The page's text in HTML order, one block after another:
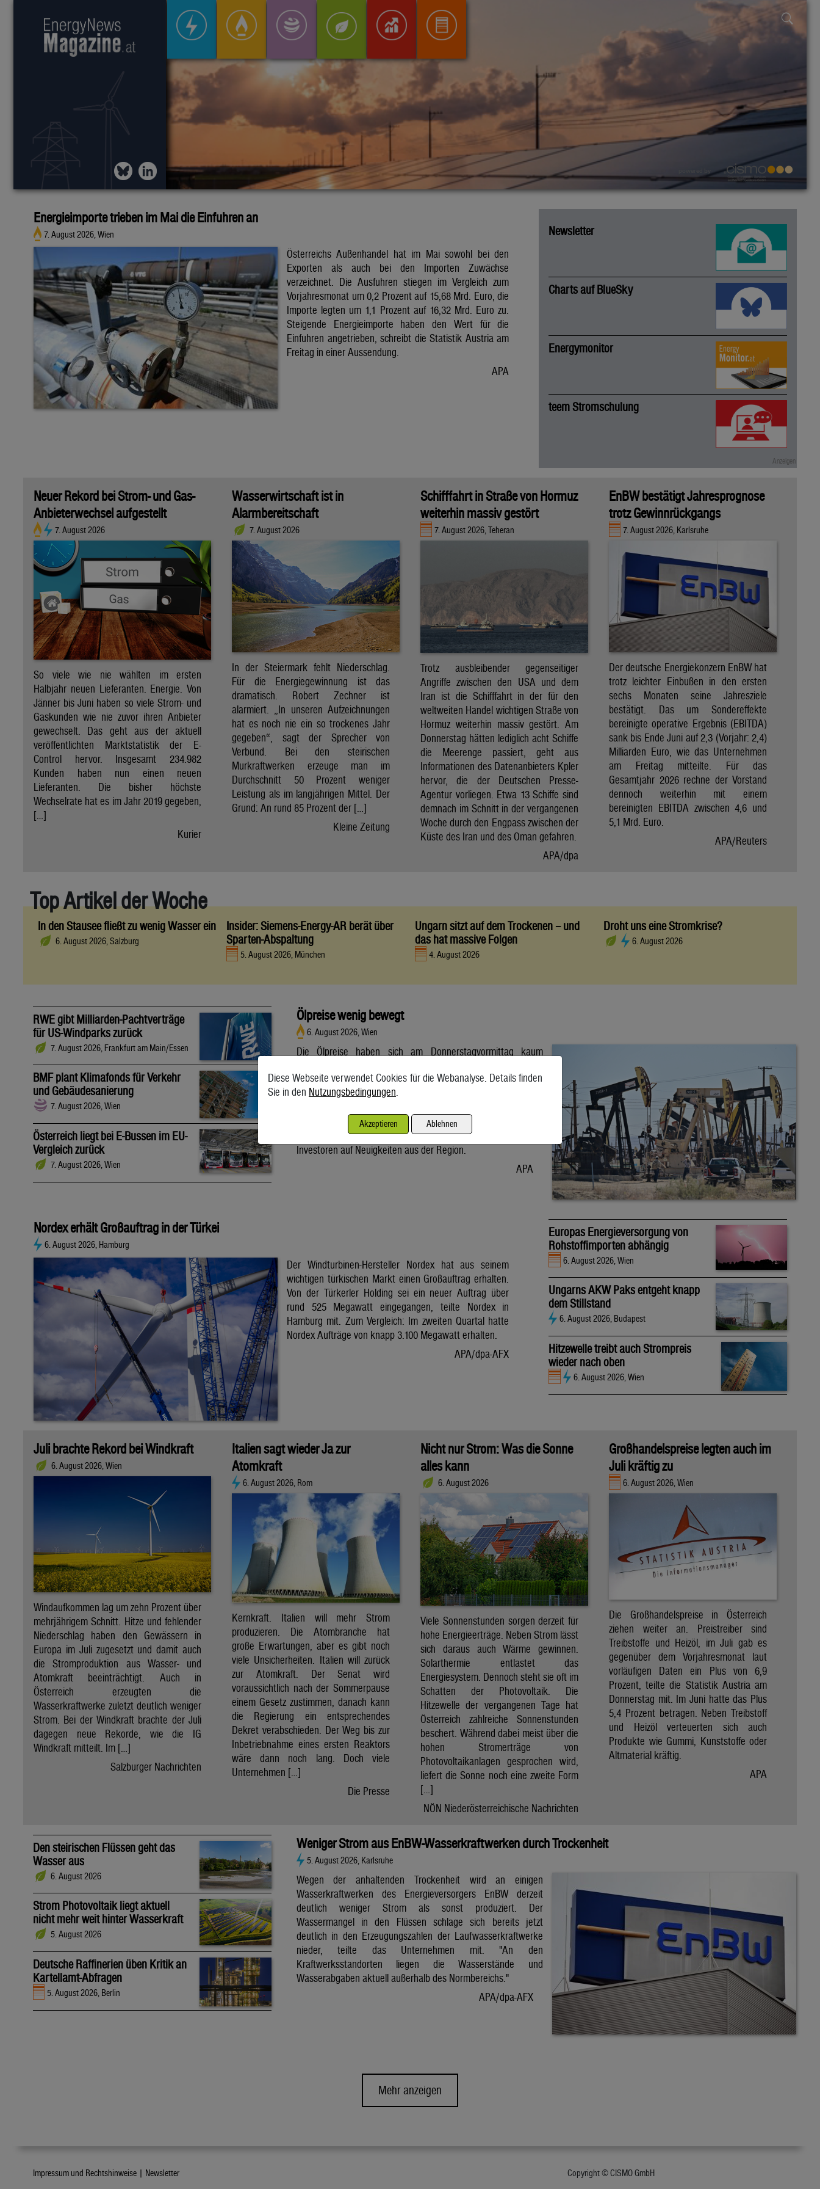
Energieimporte trieben im Mai die Einfuhren an
7. August 2026, Wien
Österreichs Außenhandel hat im Mai sowohl bei den
Exporten als auch bei den Importen Zuwächse
verzeichnet. Die Ausfuhren stiegen im Vergleich zum
Vorjahresmonat um 0,2 Prozent auf 15,68 Mrd. Euro, die
Importe legten um 1,1 Prozent auf 16,32 Mrd. Euro zu.
Steigende Energieimporte haben den Wert für die
Einfuhren angetrieben, schreibt die Statistik Austria am
Freitag in einer Aussendung.
APA
Newsletter
Charts auf BlueSky
Energymonitor
teem Stromschulung
Neuer Rekord bei Strom- und Gas-
Anbieterwechsel aufgestellt
7. August 2026
So viele wie nie wählten im ersten
Halbjahr neuen Lieferanten. Energie. Von
Jänner bis Juni haben so viele Strom- und
Gaskunden wie nie zuvor ihren Anbieter
gewechselt. Das geht aus der aktuell
veröffentlichten Marktstatistik der E-
Control hervor. Insgesamt 234.982
Kunden haben nun einen neuen
Lieferanten. Die bisher höchste
Wechselrate hat es im Jahr 2019 gegeben,
[…]
Kurier
Wasserwirtschaft ist in
Alarmbereitschaft
7. August 2026
In der Steiermark fehlt Niederschlag.
Für die Energiegewinnung ist das
dramatisch. Robert Zechner ist
alarmiert. „In unseren Aufzeichnungen
hat es noch nie ein so trockenes Jahr
gegeben“, sagt der Sprecher von
Verbund. Bei den steirischen
Murkraftwerken erzeuge man im
Durchschnitt 50 Prozent weniger
Leistung als im langjährigen Mittel. Der
Grund: An rund 85 Prozent der […]
Kleine Zeitung
Schifffahrt in Straße von Hormuz
weiterhin massiv gestört
7. August 2026, Teheran
Trotz ausbleibender gegenseitiger
Angriffe zwischen den USA und dem
Iran ist die Schifffahrt in der für den
weltweiten Handel wichtigen Straße von
Hormuz weiterhin massiv gestört. Am
Donnerstag hätten lediglich acht Schiffe
die Meerenge passiert, geht aus
Informationen des Datenanbieters Kpler
hervor, die der Deutschen Presse-
Agentur vorliegen. Etwa 13 Schiffe sind
demnach im Schnitt in der vergangenen
Woche durch den Engpass zwischen der
Küste des Iran und des Oman gefahren.
APA/dpa
EnBW bestätigt Jahresprognose
trotz Gewinnrückgangs
7. August 2026, Karlsruhe
Der deutsche Energiekonzern EnBW hat
trotz leichter Einbußen in den ersten
sechs Monaten seine Jahresziele
bestätigt. Das um Sondereffekte
bereinigte operative Ergebnis (EBITDA)
sank bis Ende Juni auf 2,3 (Vorjahr: 2,4)
Milliarden Euro, wie das Unternehmen
am Freitag mitteilte. Für das
Gesamtjahr 2026 rechne der Vorstand
dennoch weiterhin mit einem
bereinigten EBITDA zwischen 4,6 und
5,1 Mrd. Euro.
APA/Reuters
Top Artikel der Woche
In den Stausee fließt zu wenig Wasser ein
6. August 2026, Salzburg
Insider: Siemens-Energy-AR berät über
Sparten-Abspaltung
5. August 2026, München
Ungarn sitzt auf dem Trockenen – und
das hat massive Folgen
4. August 2026
Droht uns eine Stromkrise?
6. August 2026
RWE gibt Milliarden-Pachtverträge
für US-Windparks zurück
7. August 2026, Frankfurt am Main/Essen
BMF plant Klimafonds für Verkehr
und Gebäudesanierung
7. August 2026, Wien
Österreich liegt bei E-Bussen im EU-
Vergleich zurück
7. August 2026, Wien
Ölpreise wenig bewegt
6. August 2026, Wien
Die Ölpreise haben sich am Donnerstagvormittag kaum
Brent aus der Nordsee mit Lieferung Oktober kostete am
Vormittag 79,75 US-Dollar und damit 0,4 Prozent mehr als am
80 Dollar. Unter diese ist er am Dienstag wegen der Hoffnung
auf eine Lösung im Iran-Krieg gesunken. Seitdem warten
Investoren auf Neuigkeiten aus der Region.
APA
Nordex erhält Großauftrag in der Türkei
6. August 2026, Hamburg
Der Windturbinen-Hersteller Nordex hat aus seinem
wichtigen türkischen Markt einen Großauftrag erhalten.
Von der Türkerler Holding sei ein neuer Auftrag über
rund 525 Megawatt eingegangen, teilte Nordex in
Hamburg mit. Zum Vergleich: Im zweiten Quartal hatte
Nordex Aufträge von knapp 3.100 Megawatt erhalten.
APA/dpa-AFX
Europas Energieversorgung von
Rohstoffimporten abhängig
6. August 2026, Wien
Ungarns AKW Paks entgeht knapp
dem Stillstand
6. August 2026, Budapest
Hitzewelle treibt auch Strompreis
wieder nach oben
6. August 2026, Wien
Juli brachte Rekord bei Windkraft
6. August 2026, Wien
Windaufkommen lag um zehn Prozent über
mehrjährigem Schnitt. Hitze und fehlender
Niederschlag haben den Gewässern in
Europa im Juli zugesetzt und damit auch
die Stromproduktion aus Wasser- und
Atomkraft beeinträchtigt. Auch in
Österreich erzeugten die
Wasserkraftwerke zuletzt deutlich weniger
Strom. Bei der Windkraft brachte der Juli
dagegen neue Rekorde, wie die IG
Windkraft mitteilt. Im […]
Salzburger Nachrichten
Italien sagt wieder Ja zur
Atomkraft
6. August 2026, Rom
Kernkraft. Italien will mehr Strom
produzieren. Die Atombranche hat
große Erwartungen, aber es gibt noch
viele Unsicherheiten. Italien will zurück
zur Atomkraft. Der Senat wird
voraussichtlich nach der Sommerpause
einem Gesetz zustimmen, danach kann
die Regierung ein entsprechendes
Dekret verabschieden. Der Weg bis zur
Inbetriebnahme eines ersten Reaktors
wäre dann noch lang. Doch viele
Unternehmen […]
Die Presse
Nicht nur Strom: Was die Sonne
alles kann
6. August 2026
Viele Sonnenstunden sorgen derzeit für
hohe Energieerträge. Neben Strom lässt
sich daraus auch Wärme gewinnen.
Solarthermie entlastet das
Energiesystem. Dennoch steht sie oft im
Schatten der Photovoltaik. Die
Hitzewelle der vergangenen Tage hat
Österreich zahlreiche Sonnenstunden
beschert. Während dabei meist über die
hohen Stromerträge von
Photovoltaikanlagen gesprochen wird,
liefert die Sonne noch eine zweite Form
[…]
NÖN Niederösterreichische Nachrichten
Großhandelspreise legten auch im
Juli kräftig zu
6. August 2026, Wien
Die Großhandelspreise in Österreich
ziehen weiter an. Preistreiber sind
Treibstoffe und Heizöl, im Juli gab es
gegenüber dem Vorjahresmonat laut
vorläufigen Daten ein Plus von 6,9
Prozent, teilte die Statistik Austria am
Donnerstag mit. Im Juni hatte das Plus
5,4 Prozent betragen. Neben Treibstoff
und Heizöl verteuerten sich auch
Produkte wie Gummi, Kunststoffe oder
Altmaterial kräftig.
APA
Den steirischen Flüssen geht das
Wasser aus
6. August 2026
Strom Photovoltaik liegt aktuell
nicht mehr weit hinter Wasserkraft
5. August 2026
Deutsche Raffinerien üben Kritik an
Kartellamt-Abfragen
5. August 2026, Berlin
Weniger Strom aus EnBW-Wasserkraftwerken durch Trockenheit
5. August 2026, Karlsruhe
Wegen der anhaltenden Trockenheit wird an einigen
Wasserkraftwerken des Energieversorgers EnBW derzeit
deutlich weniger Strom als sonst produziert. Der
Wassermangel in den Flüssen schlage sich bereits jetzt
deutlich in den Erzeugungszahlen der Laufwasserkraftwerke
nieder, teilte das Unternehmen mit. "An den
Kraftwerksstandorten liegen die Wasserstände und
Wasserabgaben aktuell außerhalb des Normbereichs."
APA/dpa-AFX
Mehr anzeigen
Impressum und Rechtshinweise | Newsletter Copyright © CISMO GmbH
Diese Webseite verwendet Cookies für die Webanalyse. Details finden
Sie in den Nutzungsbedingungen.
Akzeptieren Ablehnen